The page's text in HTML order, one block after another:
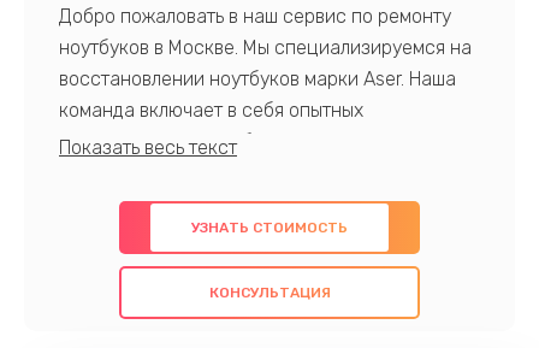
Добро пожаловать в наш сервис по ремонту
ноутбуков в Москве. Мы специализируемся на
восстановлении ноутбуков марки Aser. Наша
команда включает в себя опытных
профессионалов с обширными знаниями и
предлагаем быстрый и качественный ремонт с
использованием оригинальных компонентов, а
также гарантируем качество всех
проведенных работ. Наша цель - предоставить
УЗНАТЬ СТОИМОСТЬ
КОНСУЛЬТАЦИЯ